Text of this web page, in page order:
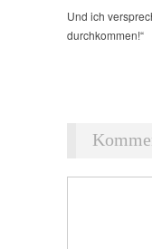
Und ich
durchkommen!“